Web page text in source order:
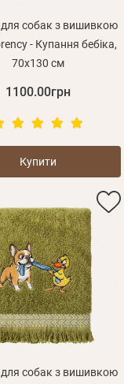
05
собак з вишивкою
- Купання бебіка,
70х130 см
1100.00грн
Купити
собак з вишивкою